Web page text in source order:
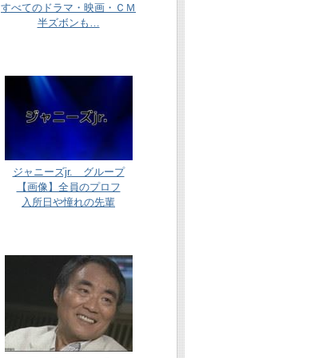
すべてのドラマ・映画・ＣＭ
半ズボンも…
ジャニーズjr. グループ
【画像】全員のプロフ
入所日や憧れの先輩